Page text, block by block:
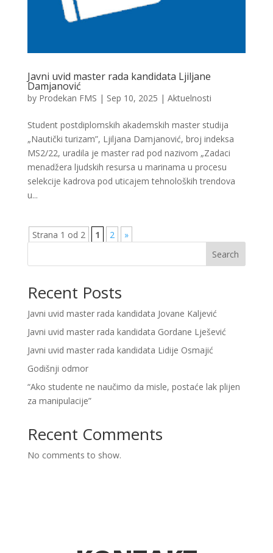
Javni uvid master rada kandidata Ljiljane
Damjanović
by Prodekan FMS | Sep 10, 2025 | Aktuelnosti
Student postdiplomskih akademskih master studija
„Nautički turizam”, Ljiljana Damjanović, broj indeksa
MS2/22, uradila je master rad pod nazivom „Zadaci
menadžera ljudskih resursa u marinama u procesu
selekcije kadrova pod uticajem tehnoloških trendova
u...
Strana 1 od 2 1 2
»
Search
Recent Posts
Javni uvid master rada kandidata Jovane Kaljević
Javni uvid master rada kandidata Gordane Lješević
Javni uvid master rada kandidata Lidije Osmajić
Godišnji odmor
“Ako studente ne naučimo da misle, postaće lak plijen
za manipulacije”
Recent Comments
No comments to show.